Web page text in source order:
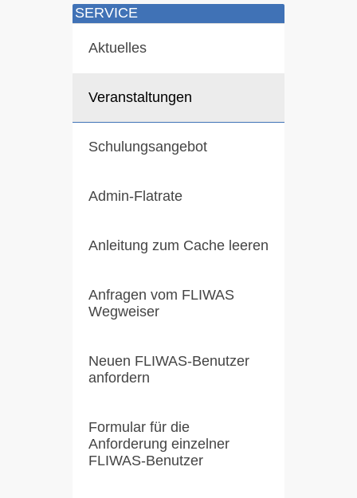
SERVICE
Aktuelles
Veranstaltungen
Schulungsangebot
Admin-Flatrate
Anleitung zum Cache leeren
Anfragen vom FLIWAS
Wegweiser
Neuen FLIWAS-Benutzer
anfordern
Formular für die
Anforderung einzelner
FLIWAS-Benutzer